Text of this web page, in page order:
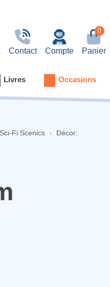
Contact Compte
0
Panier
Livres Occasions
Sci-Fi Scenics
Décor: